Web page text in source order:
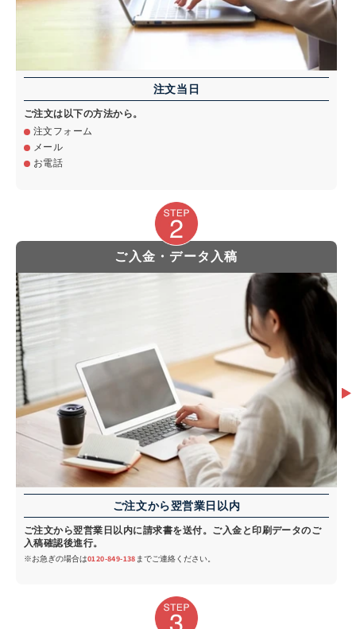
注文当日
ご注文は以下の方法から。
注文フォーム
メール
お電話
ご入金・データ入稿
ご注文から翌営業日以内
ご注文から翌営業日以内に請求書を送付。ご入金と印刷データのご
入稿確認後進行。
※お急ぎの場合は0120-849-138 までご連絡ください。